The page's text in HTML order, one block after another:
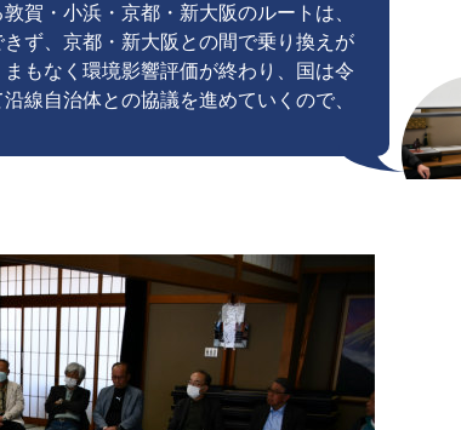
賀・小浜・京都・新大阪のルートは、
ず、京都・新大阪との間で乗り換えが
もなく環境影響評価が終わり、国は令
線自治体との協議を進めていくので、